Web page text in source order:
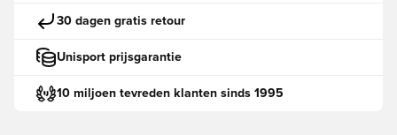
30 dagen gratis retour
Unisport prijsgarantie
10 miljoen tevreden klanten sinds 1995